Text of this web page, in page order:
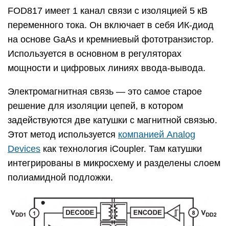
FOD817 имеет 1 канал связи с изоляцией 5 кВ
переменного тока. Он включает в себя ИК-диод
на основе GaAs и кремниевый фототранзистор.
Используется в основном в регуляторах
мощности и цифровых линиях ввода-вывода.
Электромагнитная связь — это самое старое
решение для изоляции цепей, в котором
задействуются две катушки с магнитной связью.
Этот метод используется компанией Analog
Devices как технология iCoupler. Там катушки
интегрированы в микросхему и разделены слоем
полиамидной подложки.